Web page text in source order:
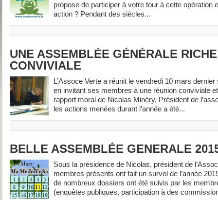
propose de participer à votre tour à cette opération
action ? Pendant des siècles...
UNE ASSEMBLÉE GÉNÉRALE
CONVIVIALE
L’Assoce Verte a réunit le vendredi 10 mars
en invitant ses membres à une réunion conviviale
rapport moral de Nicolas Minéry, Président de
les actions menées durant l’année a été...
BELLE ASSEMBLÉE GENERALE
Sous la présidence de Nicolas, président de
membres présents ont fait un survol de l’année
de nombreux dossiers ont été suivis par les
(enquêtes publiques, participation à des